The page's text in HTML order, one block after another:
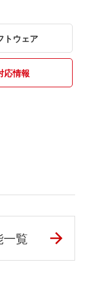
トウェア
応情報
一覧